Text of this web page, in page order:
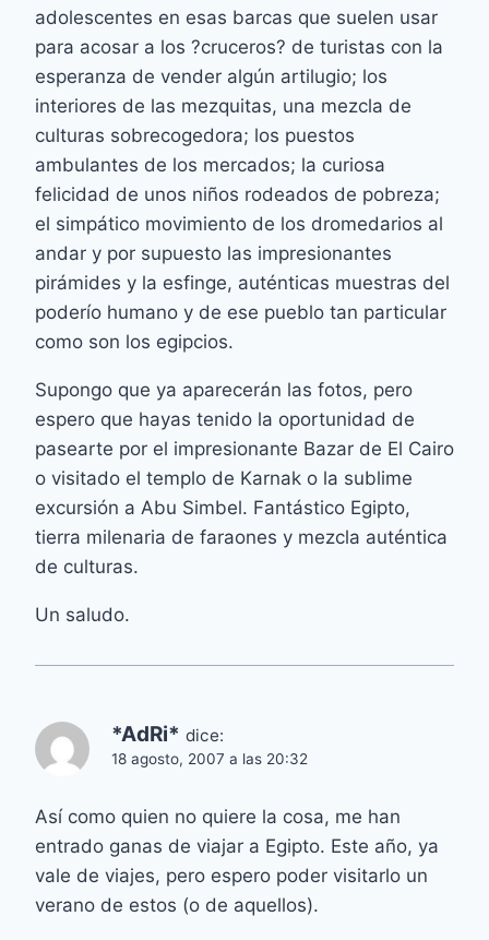
adolescentes en esas barcas que suelen usar
para acosar a los ?cruceros? de turistas con la
esperanza de vender algún artilugio; los
interiores de las mezquitas, una mezcla de
culturas sobrecogedora; los puestos
ambulantes de los mercados; la curiosa
felicidad de unos niños rodeados de pobreza;
el simpático movimiento de los dromedarios al
andar y por supuesto las impresionantes
pirámides y la esfinge, auténticas muestras del
poderío humano y de ese pueblo tan particular
como son los egipcios.
Supongo que ya aparecerán las fotos, pero
espero que hayas tenido la oportunidad de
pasearte por el impresionante Bazar de El Cairo
o visitado el templo de Karnak o la sublime
excursión a Abu Simbel. Fantástico Egipto,
tierra milenaria de faraones y mezcla auténtica
de culturas.
Un saludo.
*AdRi* dice:
18 agosto, 2007 a las 20:32
Así como quien no quiere la cosa, me han
entrado ganas de viajar a Egipto. Este año, ya
vale de viajes, pero espero poder visitarlo un
verano de estos (o de aquellos).